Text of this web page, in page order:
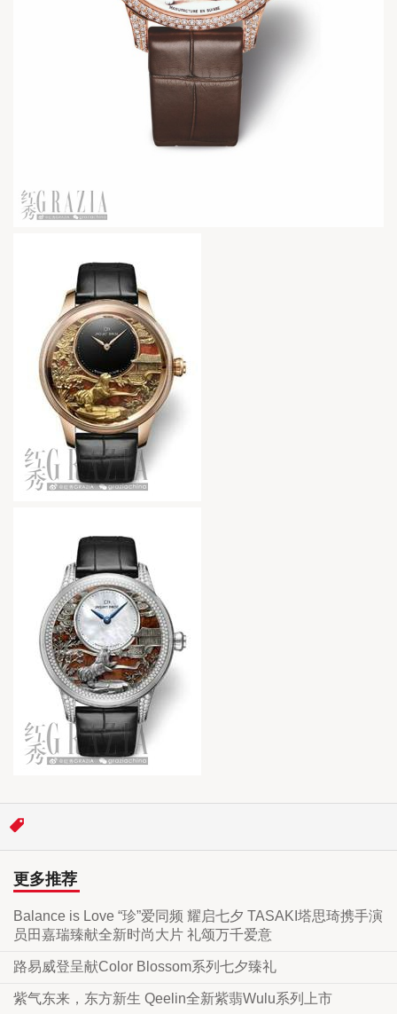
更多推荐
Balance is Love “珍”爱同频 耀启七夕 TASAKI塔思琦携手演
员田嘉瑞臻献全新时尚大片 礼颂万千爱意
路易威登呈献Color Blossom系列七夕臻礼
紫气东来，东方新生 Qeelin全新紫翡Wulu系列上市